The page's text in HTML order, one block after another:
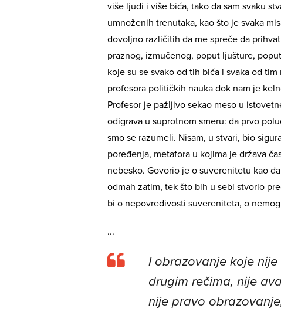
više ljudi i više bića, tako da sam svaku
umnoženih trenutaka, kao što je svaka
dovoljno različitih da me spreče da
praznog, izmučenog, poput ljušture,
koje su se svako od tih bića i svaka od
profesora političkih nauka dok nam je
Profesor je pažljivo sekao meso u
odigrava u suprotnom smeru: da prvo
smo se razumeli. Nisam, u stvari, bio
poređenja, metafora u kojima je država
nebesko. Govorio je o suverenitetu kao
odmah zatim, tek što bih u sebi stvorio
bi o nepovredivosti suvereniteta, o
...
I obrazovanje koje
drugim rečima, nije
nije pravo